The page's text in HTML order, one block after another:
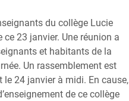
du collège Lucie
ce 23 janvier. Une réunion a
et habitants de la
Un rassemblement est
le 24 janvier à midi. En cause,
de ce collège